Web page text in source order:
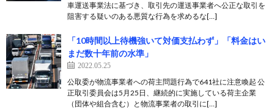
車運送事業法に基づき、取引先の運送事業者へ公正な取引を
阻害する疑いのある悪質な行為を求めるな[…]
「10時間以上待機強いて対価支払わず」「料金はい
まだ数十年前の水準」
2022.05.25
公取委が物流事業者への荷主問題行為で641社に注意喚起 公
正取引委員会は5月25日、継続的に実施している荷主企業
（団体や組合含む）と物流事業者の取引に[…]